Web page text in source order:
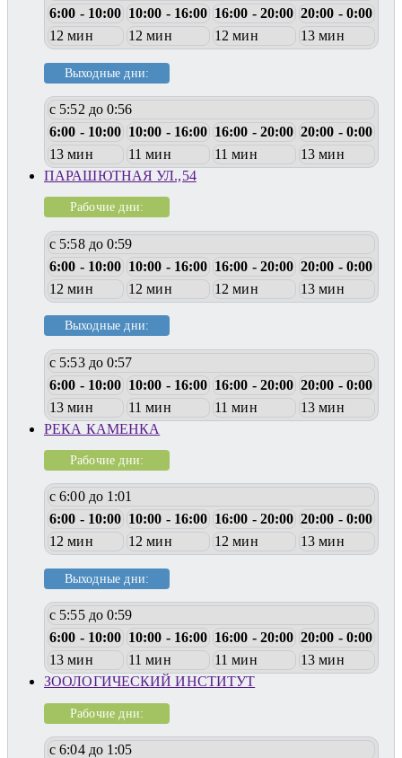
6:00 - 10:00 10:00 - 16:00 16:00 - 20:00 20:00 - 0:00
12 мин
12 мин 12 мин 13 мин
Выходные дни:
с 5:52 до 0:56
6:00 - 10:00 10:00 - 16:00 16:00 - 20:00 20:00 - 0:00
13 мин
11 мин 11 мин
13 мин
ПАРАШЮТНАЯ УЛ.,54
Рабочие дни:
с 5:58 до 0:59
6:00 - 10:00 10:00 - 16:00 16:00 - 20:00 20:00 - 0:00
12 мин
12 мин 12 мин 13 мин
Выходные дни:
с 5:53 до 0:57
6:00 - 10:00 10:00 - 16:00 16:00 - 20:00 20:00 - 0:00
13 мин
11 мин 11 мин
13 мин
РЕКА КАМЕНКА
Рабочие дни:
с 6:00 до 1:01
6:00 - 10:00 10:00 - 16:00 16:00 - 20:00 20:00 - 0:00
12 мин
12 мин 12 мин 13 мин
Выходные дни:
с 5:55 до 0:59
6:00 - 10:00 10:00 - 16:00 16:00 - 20:00 20:00 - 0:00
13 мин
11 мин 11 мин
13 мин
ЗООЛОГИЧЕСКИЙ ИНСТИТУТ
Рабочие дни:
с 6:04 до 1:05